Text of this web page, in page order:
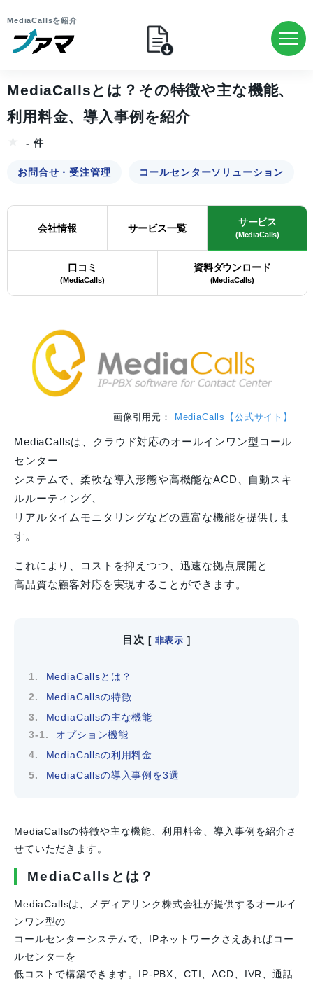
MediaCallsを紹介
MediaCallsとは？その特徴や主な機能、
利用料金、導入事例を紹介
- 件
お問合せ・受注管理 コールセンターソリューション
会社情報 サービス一覧
サービス
(MediaCalls)
口コミ
(MediaCalls)
資料ダウンロード
(MediaCalls)
画像引用元： MediaCalls【公式サイト】
MediaCallsは、クラウド対応のオールインワン型コール
センター
システムで、柔軟な導入形態や高機能なACD、自動スキ
ルルーティング、
リアルタイムモニタリングなどの豊富な機能を提供しま
す。
これにより、コストを抑えつつ、迅速な拠点展開と
高品質な顧客対応を実現することができます。
目次 [ 非表示 ]
MediaCallsとは？
MediaCallsの特徴
MediaCallsの主な機能
オプション機能
MediaCallsの利用料金
MediaCallsの導入事例を3選
MediaCallsの特徴や主な機能、利用料金、導入事例を紹介さ
せていただきます。
MediaCallsとは？
MediaCallsは、メディアリンク株式会社が提供するオールイ
ンワン型の
コールセンターシステムで、IPネットワークさえあればコー
ルセンターを
低コストで構築できます。IP-PBX、CTI、ACD、IVR、通話